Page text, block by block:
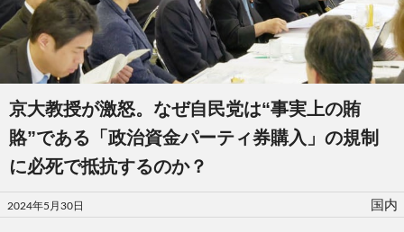
京大教授が激怒。なぜ自民党は“事実上の賄
賂”である「政治資金パーティ券購入」の規制
に必死で抵抗するのか？
投
稿
2024年5月30日 国内